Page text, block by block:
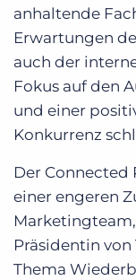
anhaltende
Erwartungen
auch der
Fokus auf den
und einer
Konkurrenz
Der
einer engeren
Präsidentin von
Thema